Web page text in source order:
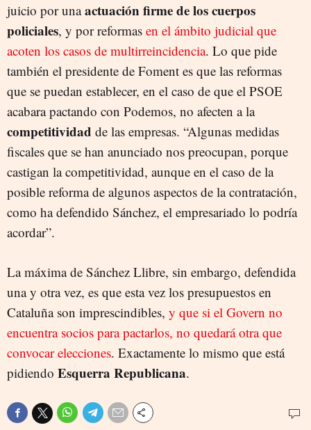
juicio por unaactuación firme de los cuerpos
policiales, y por reformas en el ámbito judicial que
acoten los casos de multirreincidencia. Lo que pide
también el presidente de Foment es que las reformas
que se puedan establecer, en el caso de que el PSOE
acabara pactando con Podemos, no afecten a la
competitividad de las empresas. “Algunas medidas
fiscales que se han anunciado nos preocupan, porque
castigan la competitividad, aunque en el caso de la
posible reforma de algunos aspectos de la contratación,
como ha defendido Sánchez, el empresariado lo podría
acordar”.
La máxima de Sánchez Llibre, sin embargo, defendida
una y otra vez, es que esta vez los presupuestos en
Cataluña son imprescindibles, y que si el Govern no
encuentra socios para pactarlos, no quedará otra que
convocar elecciones. Exactamente lo mismo que está
pidiendo Esquerra Republicana.